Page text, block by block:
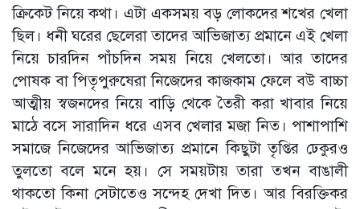
ক্রিকেট নিয়ে কথা। এটা একসময় বড় লোকদের শখের খেলা
ছিল। ধনী ঘরের ছেলেরা তাদের আভিজাত্য প্রমানে এই খেলা
নিয়ে চারদিন পাঁচদিন সময় নিয়ে খেলতো। আর তাদের
পোষক বা পিতৃপুরুষেরা নিজেদের কাজকাম ফেলে বউ বাচ্চা
আত্মীয় স্বজনদের নিয়ে বাড়ি থেকে তৈরী করা খাবার নিয়ে
মাঠে বসে সারাদিন ধরে এসব খেলার মজা নিত। পাশাপাশি
সমাজে নিজেদের আভিজাত্য প্রমানে কিছুটা তৃপ্তির ঢেকুরও
তুলতো বলে মনে হয়। সে সময়টায় তারা তখন বাঙালী
থাকতো কিনা সেটাতেও সন্দেহ দেখা দিত। আর বিরক্তিকর